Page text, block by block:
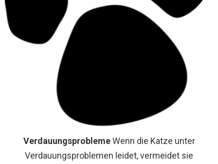
VerdauungsproblemeWenn die Katze unter
Verdauungsproblemen leidet, vermeidet sie